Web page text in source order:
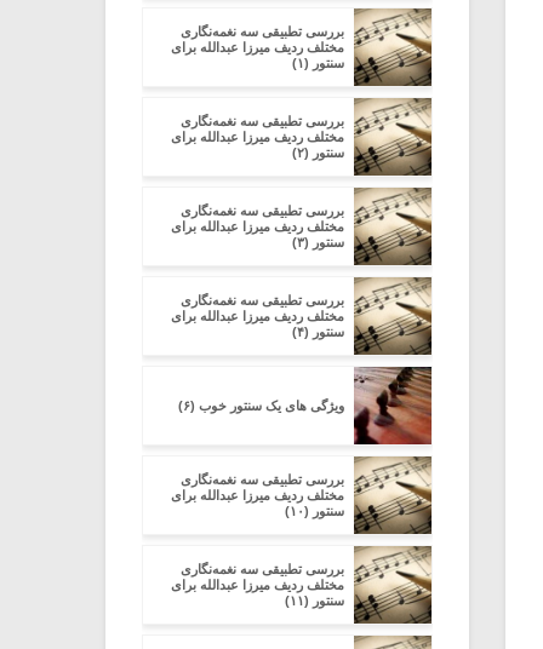
بررسی تطبیقی سه نغمه‌نگاری
مختلف ردیف میرزا عبدالله برای
سنتور (۱)
بررسی تطبیقی سه نغمه‌نگاری
مختلف ردیف میرزا عبدالله برای
سنتور (۲)
بررسی تطبیقی سه نغمه‌نگاری
مختلف ردیف میرزا عبدالله برای
سنتور (۳)
بررسی تطبیقی سه نغمه‌نگاری
مختلف ردیف میرزا عبدالله برای
سنتور (۴)
ویژگی های یک سنتور خوب (۶)
بررسی تطبیقی سه نغمه‌نگاری
مختلف ردیف میرزا عبدالله برای
سنتور (۱۰)
بررسی تطبیقی سه نغمه‌نگاری
مختلف ردیف میرزا عبدالله برای
سنتور (۱۱)